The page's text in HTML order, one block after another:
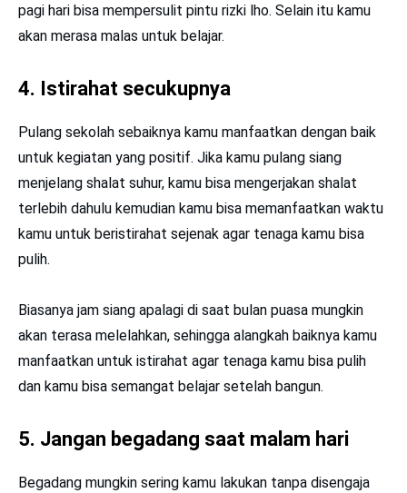
pagi hari bisa mempersulit pintu rizki lho. Selain itu kamu
akan merasa malas untuk belajar.
4. Istirahat secukupnya
Pulang sekolah sebaiknya kamu manfaatkan dengan baik
untuk kegiatan yang positif. Jika kamu pulang siang
menjelang shalat suhur, kamu bisa mengerjakan shalat
terlebih dahulu kemudian kamu bisa memanfaatkan waktu
kamu untuk beristirahat sejenak agar tenaga kamu bisa
pulih.
Biasanya jam siang apalagi di saat bulan puasa mungkin
akan terasa melelahkan, sehingga alangkah baiknya kamu
manfaatkan untuk istirahat agar tenaga kamu bisa pulih
dan kamu bisa semangat belajar setelah bangun.
5. Jangan begadang saat malam hari
Begadang mungkin sering kamu lakukan tanpa disengaja